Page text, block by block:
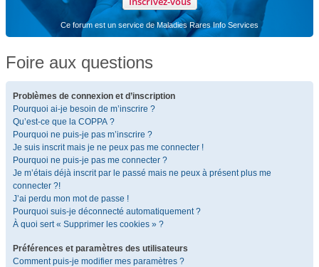
Ce forum est un service de Maladies Rares Info Services
Foire aux questions
Problèmes de connexion et d’inscription
Pourquoi ai-je besoin de m’inscrire ?
Qu’est-ce que la COPPA ?
Pourquoi ne puis-je pas m’inscrire ?
Je suis inscrit mais je ne peux pas me connecter !
Pourquoi ne puis-je pas me connecter ?
Je m’étais déjà inscrit par le passé mais ne peux à présent plus me
connecter ?!
J’ai perdu mon mot de passe !
Pourquoi suis-je déconnecté automatiquement ?
À quoi sert « Supprimer les cookies » ?
Préférences et paramètres des utilisateurs
Comment puis-je modifier mes paramètres ?